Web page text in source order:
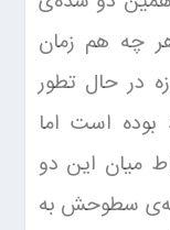
چه هم زمان
در حال تطور
است اما
میان این دو
سطوحش به